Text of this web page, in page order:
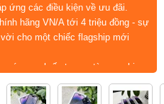
ứng các điều kiện về ưu đãi.
hãng VN/Atới 4 triệu đồng - sự
cho một chiếc flagship mới
sức mạnh ấn tượng từ con
chip
chip đồ họa GPU Apple.
Retina XDR OLED 6.7 inch , tốc độ